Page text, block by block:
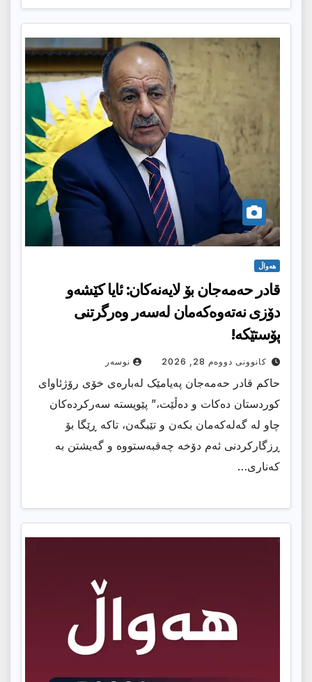
هەواڵ
قادر حەمەجان بۆ لایەنەکان: ئایا كێشەو
دۆزی نەتەوەكەمان لەسەر وەرگرتنی
پۆستێکە!
کانوونی دووەم 28, 2026 نوسەر
حاکم قادر حەمەجان پەیامێک لەبارەی خۆی رۆژئاوای
کوردستان دەکات و دەڵێت،” پێویستە سەرکردەکان
چاو لە گەلەکەمان بکەن و تێبگەن، تاکە ڕێگا بۆ
ڕزگارکردنی ئەم دۆخە چەقبەستووە و گەیشتن بە
کەناری…